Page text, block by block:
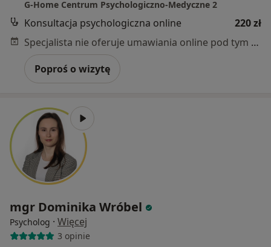
G-Home Centrum Psychologiczno-Medyczne 2
Konsultacja psychologiczna online
220 zł
Specjalista nie oferuje umawiania online pod tym adresem.
Poproś o wizytę
mgr Dominika Wróbel
Psycholog · Więcej
3 opinie